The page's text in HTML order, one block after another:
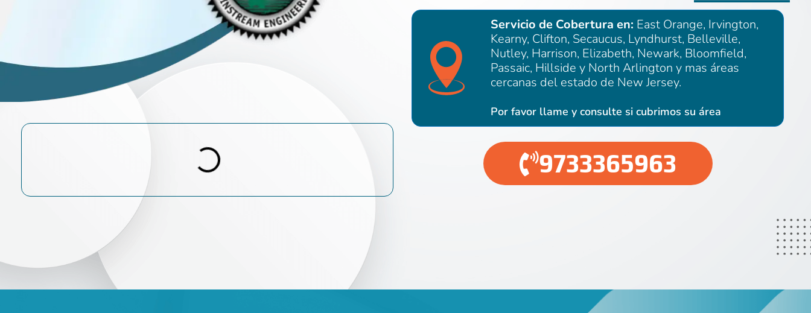
Servicio de Cobertura en: East Orange, Irvington,
Kearny, Clifton, Secaucus, Lyndhurst, Belleville,
Nutley, Harrison, Elizabeth, Newark, Bloomfield,
Passaic, Hillside y North Arlington y mas áreas
cercanas del estado de New Jersey.
Por favor llame y consulte si cubrimos su área
9733365963